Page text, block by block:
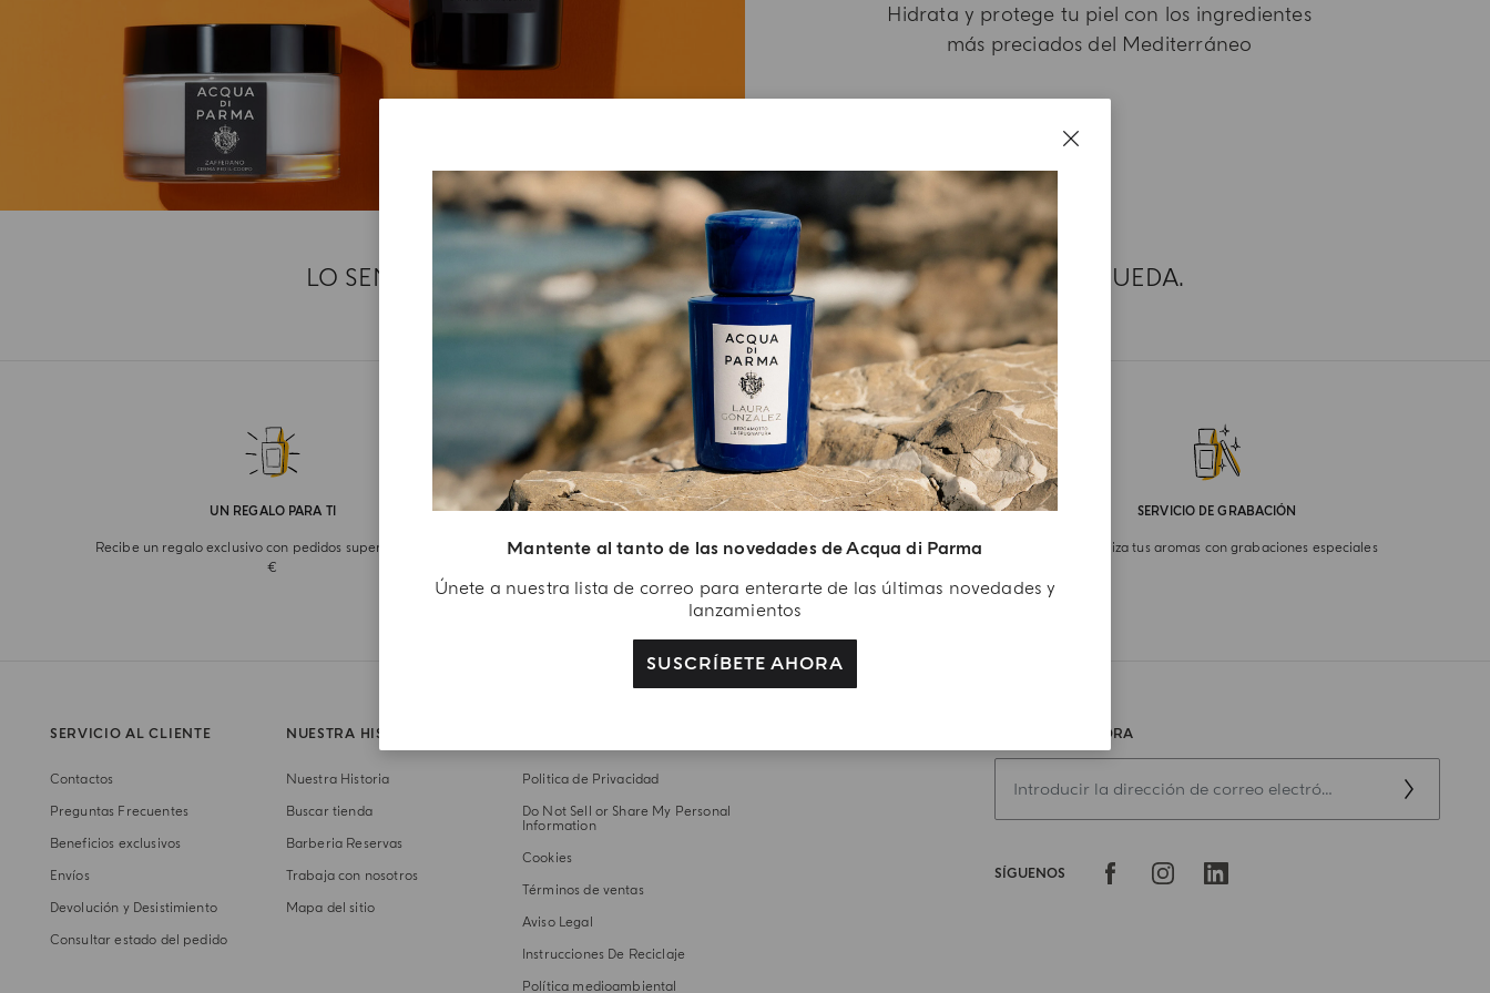
Mantente al tanto de las novedades de Acqua di Parma
Únete a nuestra lista de correo para enterarte de las últimas novedades y
lanzamientos
SUSCRÍBETE AHORA
Hidrata y protege tu piel con los ingredientes
más preciados del Mediterráneo
LO SENTIMOS, NO SE ENCONTRARON PRODUCTOS PARA SU BÚSQUEDA.
UN REGALO PARA TI
Recibe un regalo exclusivo con pedidos superiores a 180
€
REGALOS POR COMPRA
Descubre los diferentes universos de Acqua di Parma
SERVICIO DE GRABACIÓN
Personaliza tus aromas con grabaciones especiales
REGÍSTRATE AHORA
SÍGUENOS
SERVICIO AL CLIENTE
Contactos
Preguntas Frecuentes
Beneficios exclusivos
Envíos
Devolución y Desistimiento
Consultar estado del pedido
NUESTRA HISTORIA
Nuestra Historia
Buscar tienda
Barberia Reservas
Trabaja con nosotros
Mapa del sitio
Politica de Privacidad
Do Not Sell or Share My Personal
Information
Cookies
Términos de ventas
Aviso Legal
Instrucciones De Reciclaje
Política medioambiental